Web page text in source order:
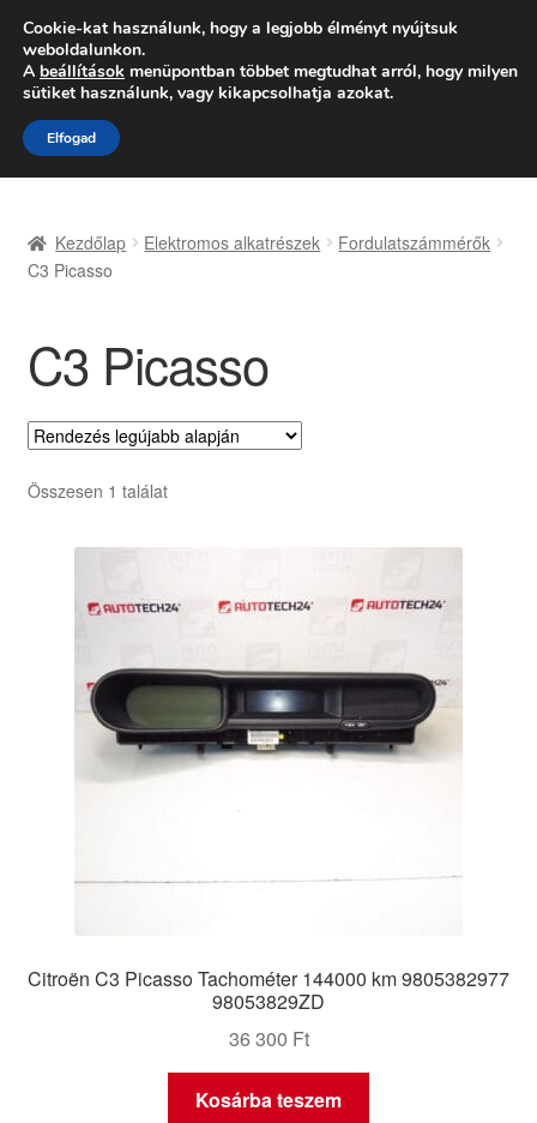
SZÁLLÍTÁS 2618 Ft-tól
Hétfő-Péntek 9:00–16:0006 80 088 054
Ugrás
a
navigációhoz
Kilépés
a
tartalomba
Adatvédelmi irányelvek
Kapcsolatba lépni
Kifizetések
Rólunk
Saját fiókom
Kezdőlap Elektromos alkatrészek
Fordulatszámmérők
C3 Picasso
C3 Picasso
Összesen 1 találat
Citroën C3 Picasso Tachométer 144000 km 9805382977
98053829ZD
36 300 Ft
Kosárba teszem
Cookie-kat használunk, hogy a legjobb élményt nyújtsuk
weboldalunkon.
A beállítások menüpontban többet megtudhat arról, hogy milyen
sütiket használunk, vagy kikapcsolhatja azokat.
Elfogad